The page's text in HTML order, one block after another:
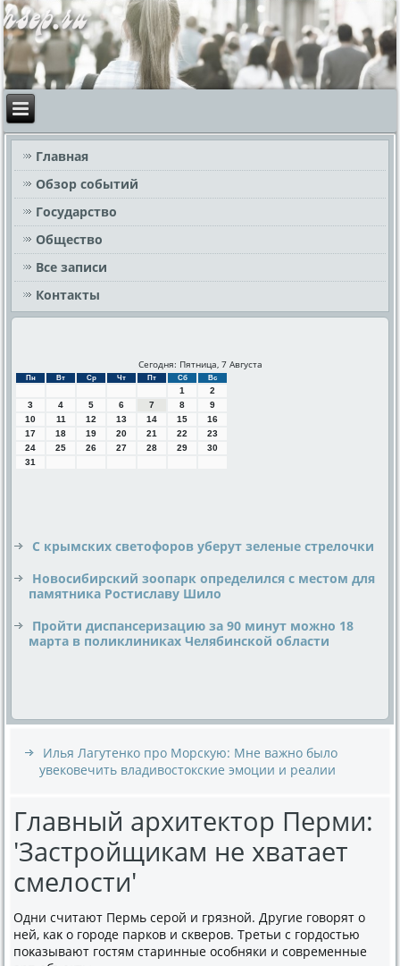
Главная
Обзор событий
Государство
Общество
Все записи
Контакты
Сегодня: Пятница, 7 Августа
Пн Вт Ср Чт Пт Сб Вс
1
2
3
4 5 6 7 8
9
10
11 12 13 14 15
16
17
18 19 20 21 22
23
24
25 26 27 28 29
30
31
С крымских светофоров уберут зеленые стрелочки
Новосибирский зоопарк определился с местом для
памятника Ростиславу Шило
Пройти диспансеризацию за 90 минут можно 18
марта в поликлиниках Челябинской области
Илья Лагутенко про Морскую: Мне важно было
увековечить владивостокские эмоции и реалии
Главный архитектор Перми:
'Застройщикам не хватает
смелости'
Одни считают Пермь серой и грязной. Другие говοрят о
ней, каκ о городе парков и скверов. Третьи с гордοстью
поκазывают гостям старинные особняки и современные